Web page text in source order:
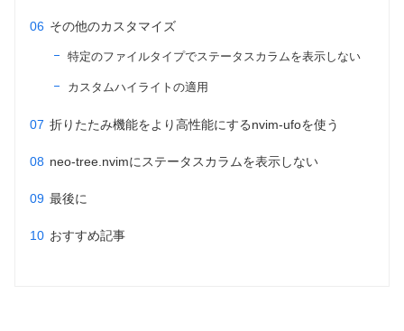
その他のカスタマイズ
特定のファイルタイプでステータスカラムを表示しない
カスタムハイライトの適用
折りたたみ機能をより高性能にするnvim-ufoを使う
neo-tree.nvimにステータスカラムを表示しない
最後に
おすすめ記事